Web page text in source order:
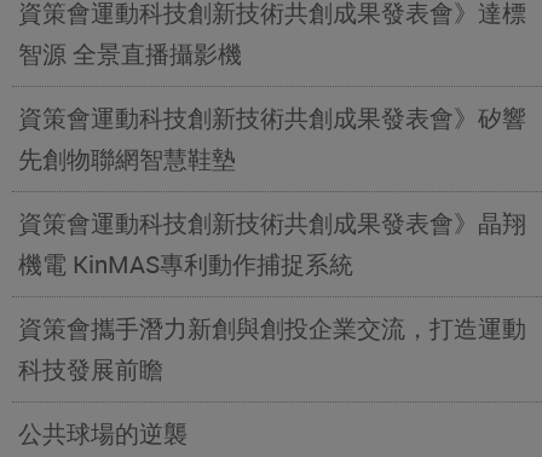
資策會運動科技創新技術共創成果發表會》達標
智源 全景直播攝影機
資策會運動科技創新技術共創成果發表會》矽響
先創物聯網智慧鞋墊
資策會運動科技創新技術共創成果發表會》晶翔
機電 KinMAS專利動作捕捉系統
資策會攜手潛力新創與創投企業交流，打造運動
科技發展前瞻
公共球場的逆襲